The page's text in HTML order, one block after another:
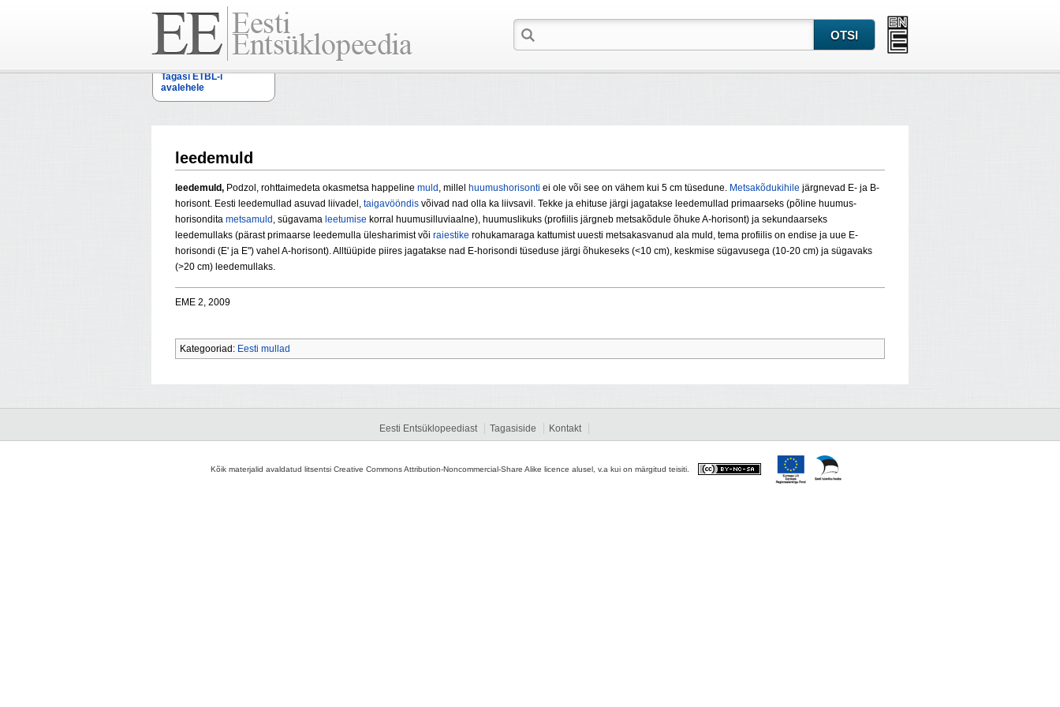
Tagasi ETBL-i
avalehele
leedemuld
leedemuld, Podzol, rohttaimedeta okasmetsa hap­peline muld , millel huumushorisonti ei ole või see on vähem kui 5 cm tüsedune. Metsakõdukihile järgne­vad E- ja B-
horisont. Eesti leedemullad asuvad liivadel, taigavööndis võivad nad olla ka liivsavil. Tekke ja ehituse järgi jagatakse leedemullad primaarseks (põline huumus­
horisondita metsamuld , sügavama leetumise kor­ral huumusilluviaalne), huumuslikuks (profiilis järgneb metsakõdule õhuke A-horisont) ja sekun­daarseks
leedemullaks (pärast primaarse leedemulla ülesharimist või raiestike rohukamaraga kattumist uuesti metsakasvanud ala muld, tema profiilis on endise ja uue E-
horisondi (E' ja E") vahel A-horisont). Alltüüpide piires jagatakse nad E-horisondi tüseduse järgi õhu­keseks (<10 cm), keskmise sügavusega (10-20 cm) ja sügavaks
(>20 cm) leedemullaks.
EME 2, 2009
Kategooriad: Eesti mullad
Eesti Entsüklopeediast Tagasiside Kontakt
Kõik materjalid avaldatud litsentsi Creative Commons Attribution-Noncommercial-Share Alike licence alusel, v.a kui on märgitud teisiti.